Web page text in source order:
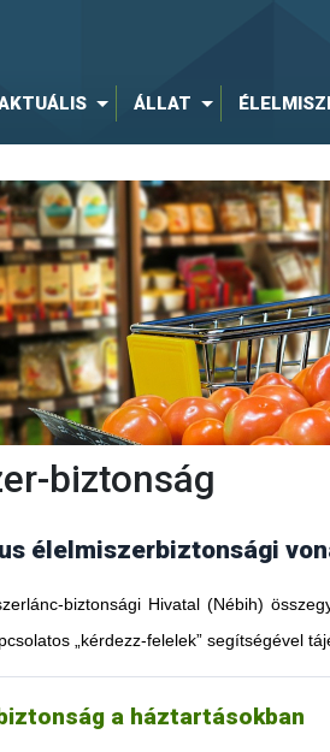
ÁLLAT
biztonság
élelmiszerbiztonsági
biztonsági Hivatal (Nébih)
„kérdezz-felelek” segítségével
a háztartásokban